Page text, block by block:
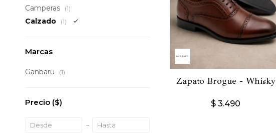
Zapato Brogue - Whisky
$ 3.490
Camperas (1)
Calzado (1)
Marcas
Ganbaru (1)
Precio ($)